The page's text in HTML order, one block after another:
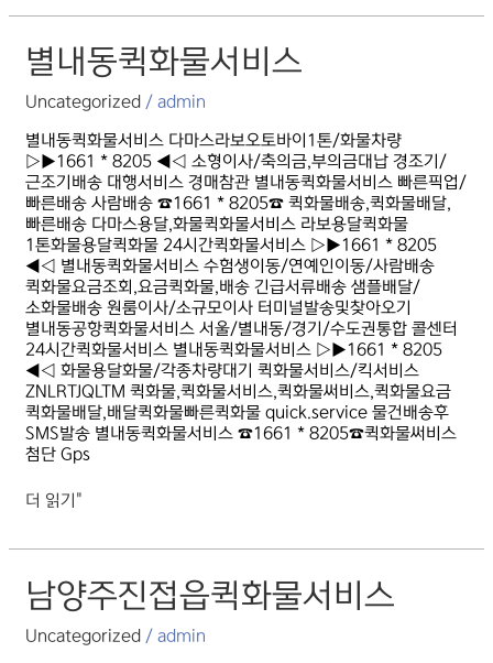
별내동퀵화물서비스
Uncategorized /admin
별내동퀵화물서비스 다마스라보오토바이1톤/화물차량
▷▶1661 * 8205 ◀◁ 소형이사/축의금,부의금대납 경조기/
근조기배송 대행서비스 경매참관 별내동퀵화물서비스 빠른픽업/
빠른배송 사람배송 ☎1661 * 8205☎ 퀵화물배송,퀵화물배달,
빠른배송 다마스용달,화물퀵화물서비스 라보용달퀵화물
1톤화물용달퀵화물 24시간퀵화물서비스 ▷▶1661 * 8205
◀◁ 별내동퀵화물서비스 수험생이동/연예인이동/사람배송
퀵화물요금조회,요금퀵화물,배송 긴급서류배송 샘플배달/
소화물배송 원룸이사/소규모이사 터미널발송및찾아오기
별내동공항퀵화물서비스 서울/별내동/경기/수도권통합 콜센터
24시간퀵화물서비스 별내동퀵화물서비스 ▷▶1661 * 8205
◀◁ 화물용달화물/각종차량대기 퀵화물서비스/킥서비스
ZNLRTJQLTM 퀵화물,퀵화물서비스,퀵화물써비스,퀵화물요금
퀵화물배달,배달퀵화물빠른퀵화물 quick.service 물건배송후
SMS발송 별내동퀵화물서비스 ☎1661 * 8205☎퀵화물써비스
첨단 Gps
별내동퀵화물서비스
더 읽기"
남양주진접읍퀵화물서비스
Uncategorized /admin
남양주진접읍퀵화물서비스